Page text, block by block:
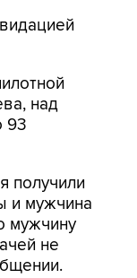
над
93
получили
и мужчина
мужчину
не